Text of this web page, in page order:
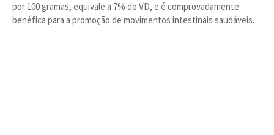
por 100 gramas, equivale a 7% do VD, e é comprovadamente
benéfica para a promoção de movimentos intestinais saudáveis.